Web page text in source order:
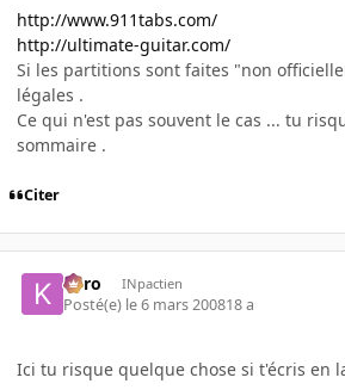
http://www.911tabs.com/
http://ultimate-guitar.com/
Si les partitions sont faites "non
légales .
Ce qui n'est pas souvent le cas ... tu
sommaire .
Citer
kyro INpactien
Posté(e) le 6 mars 200818 a
Ici tu risque quelque chose si t'écris en